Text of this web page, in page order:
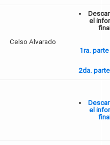
Celso Alvarado
el
1ra. parte
2da. parte
el